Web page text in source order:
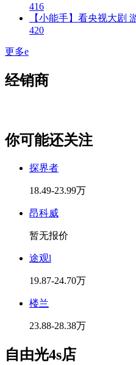
416
【小能手】看央视大剧
420
更多e
经销商
你可能还关注
探界者
18.49-23.99万
昂科威
暂无报价
途观l
19.87-24.70万
楼兰
23.88-28.38万
自由光4s店